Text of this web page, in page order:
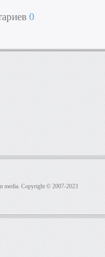
0
media. Copyright © 2007-2023